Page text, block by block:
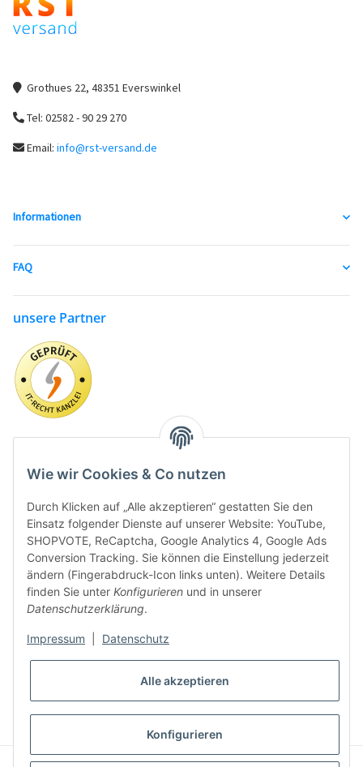
Wie wir Cookies & Co nutzen
Durch Klicken auf „Alle akzeptieren“ gestatten Sie den
Einsatz folgender Dienste auf unserer Website: YouTube,
SHOPVOTE, ReCaptcha, Google Analytics 4, Google Ads
Conversion Tracking. Sie können die Einstellung jederzeit
ändern (Fingerabdruck-Icon links unten). Weitere Details
finden Sie unter Konfigurieren und in unserer
Datenschutzerklärung.
Impressum Datenschutz
Alle akzeptieren
Konfigurieren
Grothues 22, 48351 Everswinkel
Tel: 02582 - 90 29 270
Email: info@rst-versand.de
Informationen
FAQ
unsere Partner
* Alle Preise inkl. gesetzlicher USt., zzgl.
VERTRAG WIDERRUFEN